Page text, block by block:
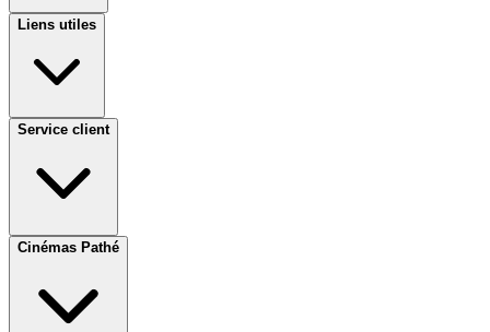
Liens utiles
Service client
Cinémas Pathé